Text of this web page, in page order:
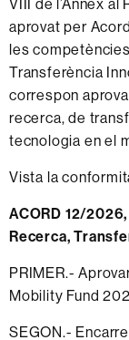
VIII de l’Annex
aprovat per
les
Transferència
correspon
recerca, de
tecnologia en el
Vista la
ACORD 12/
Recerca,
PRIMER.-
Mobility Fund
SEGON.-